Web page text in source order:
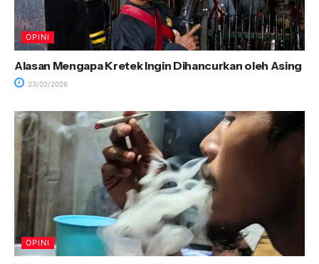
OPINI
Alasan Mengapa Kretek Ingin Dihancurkan oleh Asing
23/02/2026
OPINI